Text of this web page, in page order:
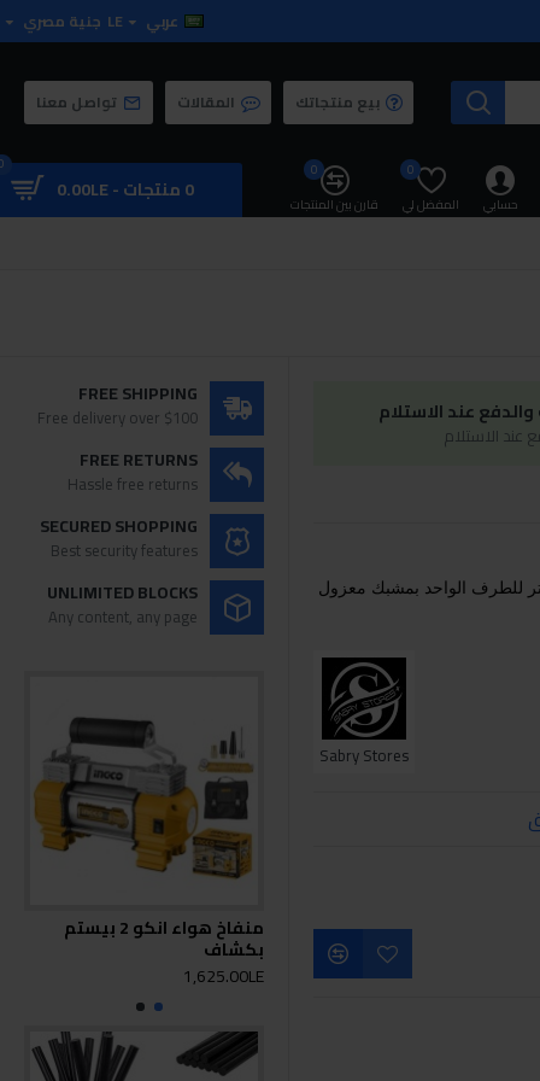
عربي LE جنية مصري
بيع منتجاتك المقالات تواصل معنا
حسابي المفضل لي
0
قارن بين المنتجات
0
0 منتجات - 0.00LE
عند الاستلام
الاستلام
Sabry Stores
FREE SHIPPING
Free delivery over $100
FREE RETURNS
Hassle free returns
SECURED SHOPPING
Best security features
UNLIMITED BLOCKS
Any content, any page
منفاخ هواء انكو 2 بيستم
بكشاف
1,625.00LE